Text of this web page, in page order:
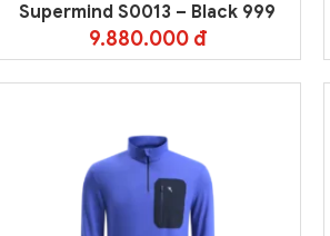
Supermind S0013 – Black 999
9.880.000 đ